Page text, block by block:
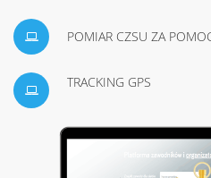
POMIAR CZSU ZA
TRACKING GPS